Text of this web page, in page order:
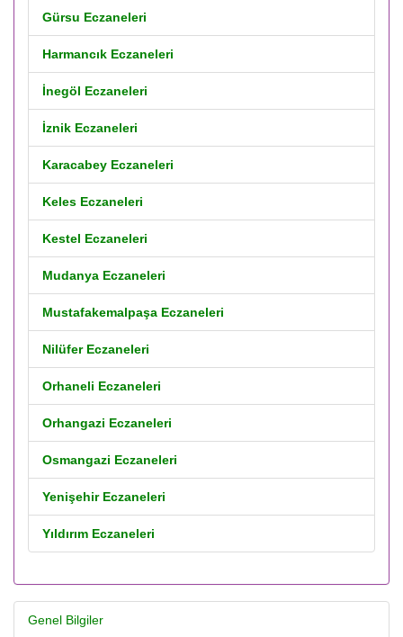
Gürsu Eczaneleri
Harmancık Eczaneleri
İnegöl Eczaneleri
İznik Eczaneleri
Karacabey Eczaneleri
Keles Eczaneleri
Kestel Eczaneleri
Mudanya Eczaneleri
Mustafakemalpaşa Eczaneleri
Nilüfer Eczaneleri
Orhaneli Eczaneleri
Orhangazi Eczaneleri
Osmangazi Eczaneleri
Yenişehir Eczaneleri
Yıldırım Eczaneleri
Genel Bilgiler